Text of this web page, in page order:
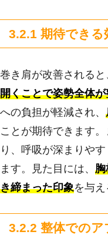
3.2.1 期待できる
巻き肩が改善されると
開くことで姿勢全体
への負担が軽減され、
ことが期待できます
り、呼吸が深まりや
ます。見た目には、 胸
き締まった印象を与え
3.2.2 整体でのア